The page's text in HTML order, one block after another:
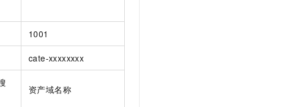
1001
cate-xxxxxxxx
资产域名称